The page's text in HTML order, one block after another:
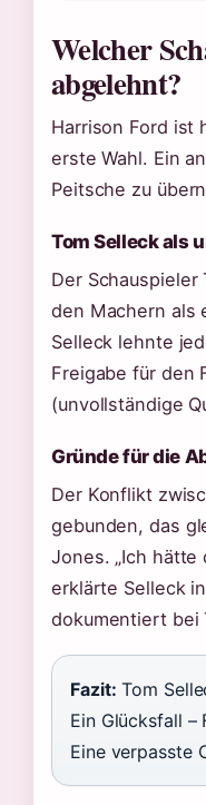
Welcher
abgelehnt?
Harrison Ford ist
erste Wahl. Ein
Peitsche zu
Tom Selleck als
Der Schauspieler
den Machern als
Selleck lehnte
Freigabe für den
(unvollständige
Gründe für die
Der Konflikt
gebunden, das
Jones. „Ich hätte
erklärte Selleck
dokumentiert bei
Fazit: Tom
Ein Glücksfall –
Eine verpasste